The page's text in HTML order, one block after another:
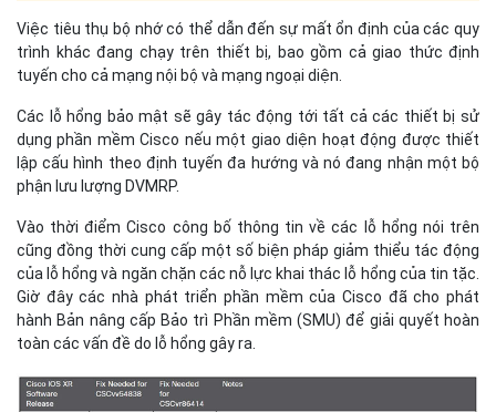
Việc tiêu thụ bộ nhớ có thể dẫn đến sự mất ổn định của các quy
trình khác đang chạy trên thiết bị, bao gồm cả giao thức định
tuyến cho cả mạng nội bộ và mạng ngoại diện.
Các lỗ hổng bảo mật sẽ gây tác động tới tất cả các thiết bị sử
dụng phần mềm Cisco nếu một giao diện hoạt động được thiết
lập cấu hình theo định tuyến đa hướng và nó đang nhận một bộ
phận lưu lượng DVMRP.
Vào thời điểm Cisco công bố thông tin về các lỗ hổng nói trên
cũng đồng thời cung cấp một số biện pháp giảm thiểu tác động
của lỗ hổng và ngăn chặn các nỗ lực khai thác lỗ hổng của tin tặc.
Giờ đây các nhà phát triển phần mềm của Cisco đã cho phát
hành Bản nâng cấp Bảo trì Phần mềm (SMU) để giải quyết hoàn
toàn các vấn đề do lỗ hổng gây ra.